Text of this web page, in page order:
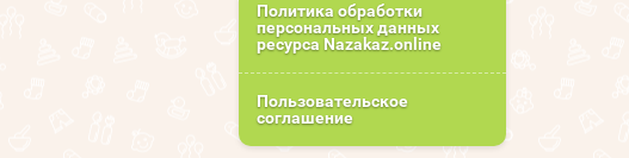
Политика обработки
персональных данных
ресурса Nazakaz.online
Пользовательское
соглашение